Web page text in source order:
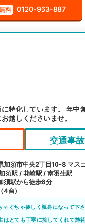
無料 0120-963-887
特化しています。 年中
越しくださいませ。
交通事
加須市中央2丁目10-8 マス
須駅 / 花崎駅 / 南羽生駅
須駅から徒歩6分
4台）
ゃくちゃ優しく親身になって下
はとても丁寧に接してくれて施